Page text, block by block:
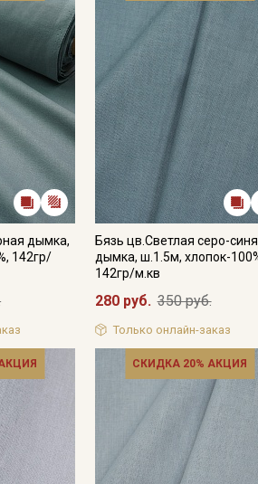
дымка,
142гр/
Бязь цв.Светлая серо-
дымка, ш.1.5м, хлопок-
142гр/м.кв
280 руб. 350 руб.
Только онлайн-заказ
СКИДКА 20% АКЦИЯ